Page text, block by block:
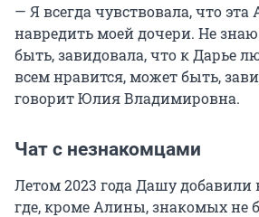
— Я всегда чувствовала, что
навредить моей дочери. Не
быть, завидовала, что к Дарье
всем нравится, может быть,
говорит Юлия Владимировна.
Чат с незнакомцами
Летом 2023 года Дашу добавили
где, кроме Алины, знакомых не